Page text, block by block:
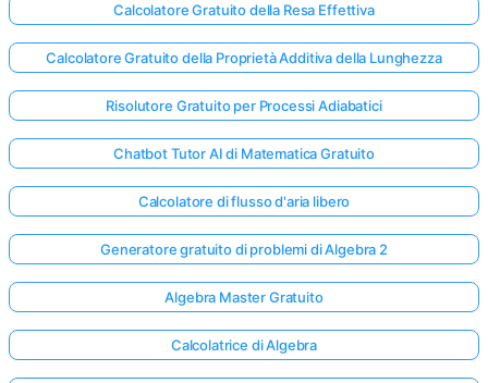
Calcolatore Gratuito della Resa Effettiva
Calcolatore Gratuito della Proprietà Additiva della Lunghezza
Risolutore Gratuito per Processi Adiabatici
Chatbot Tutor AI di Matematica Gratuito
Calcolatore di flusso d'aria libero
Generatore gratuito di problemi di Algebra 2
Algebra Master Gratuito
Calcolatrice di Algebra